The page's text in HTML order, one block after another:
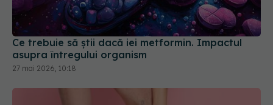
Ce trebuie să știi dacă iei metformin. Impactul
asupra întregului organism
27 mai 2026, 10:18